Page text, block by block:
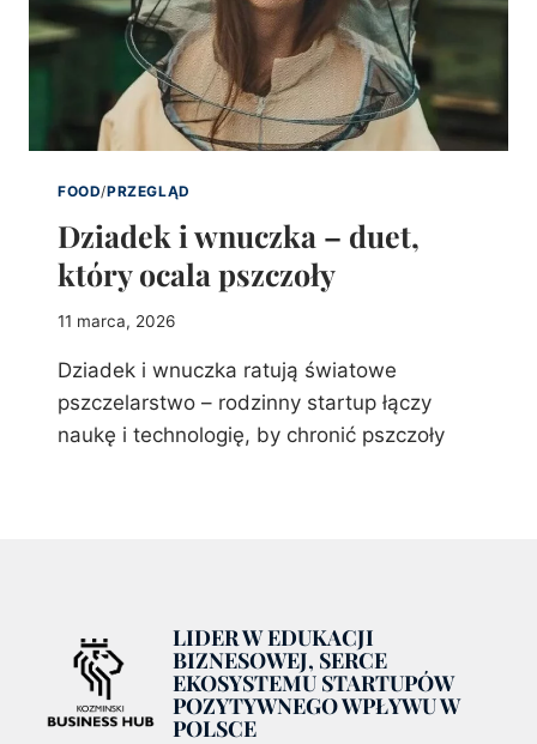
FOOD/PRZEGLĄD
Dziadek i wnuczka – duet,
który ocala pszczoły
11 marca, 2026
Dziadek i wnuczka ratują światowe
pszczelarstwo – rodzinny startup łączy
naukę i technologię, by chronić pszczoły
LIDER W EDUKACJI
BIZNESOWEJ, SERCE
EKOSYSTEMU STARTUPÓW
POZYTYWNEGO WPŁYWU W
POLSCE